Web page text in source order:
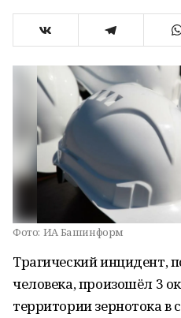
Фото: ИА Башинформ
Трагический инцидент,
человека, произошёл 3
территории зернотока в